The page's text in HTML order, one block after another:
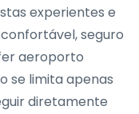
experientes e
seguro
aeroporto
se limita apenas
diretamente